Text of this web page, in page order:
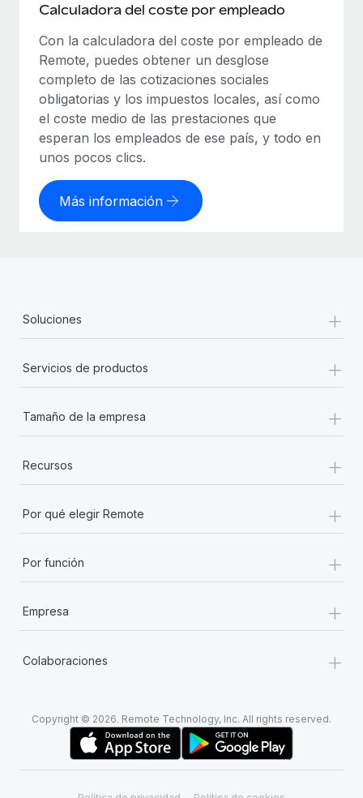
Calculadora del coste por empleado
Con la calculadora del coste por empleado de
Remote, puedes obtener un desglose
completo de las cotizaciones sociales
obligatorias y los impuestos locales, así como
el coste medio de las prestaciones que
esperan los empleados de ese país, y todo en
unos pocos clics.
Más información
Soluciones +
Servicios de productos +
Tamaño de la empresa +
Recursos +
Por qué elegir Remote +
Por función +
Empresa +
Colaboraciones +
Copyright © 2026. Remote Technology, Inc. All rights reserved.